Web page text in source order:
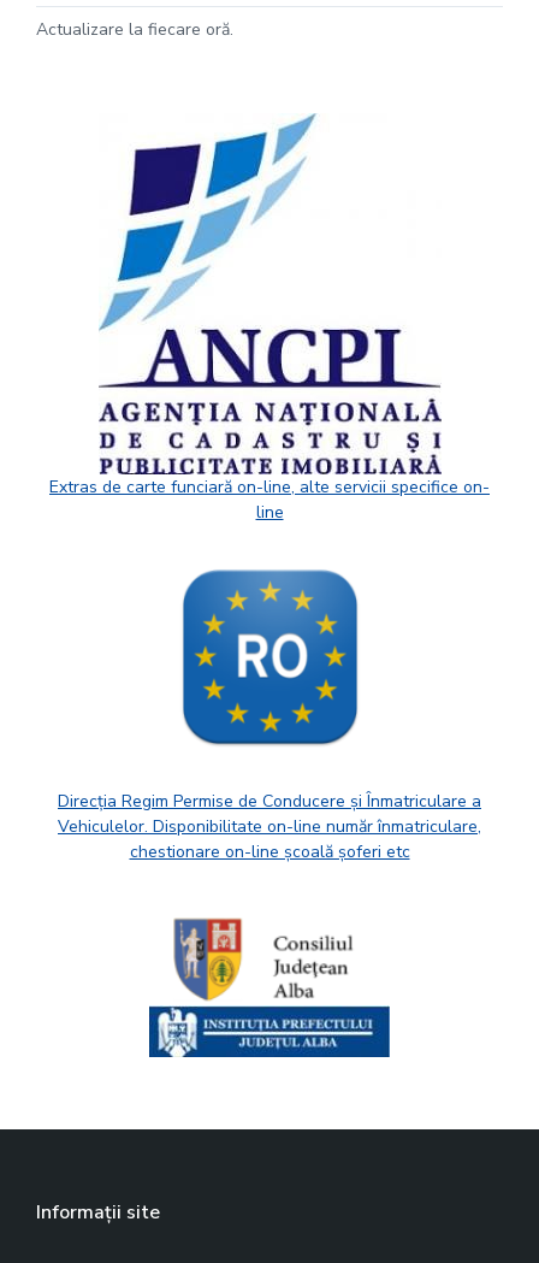
Actualizare la fiecare oră.
Extras de carte funciară on-line, alte servicii specifice on-
line
Direcția Regim Permise de Conducere și Înmatriculare a
Vehiculelor. Disponibilitate on-line număr înmatriculare,
chestionare on-line școală șoferi etc
Informații site